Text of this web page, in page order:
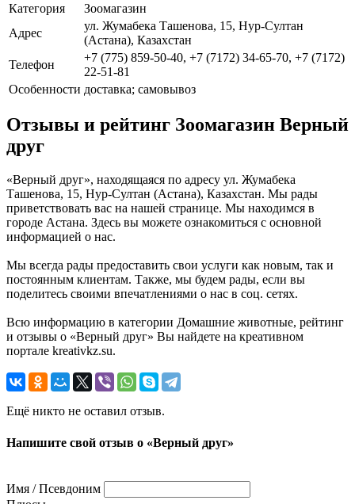
Категория
Зоомагазин
Адрес
ул. Жумабека Ташенова, 15, Нур-Султан
(Астана), Казахстан
Телефон
+7 (775) 859-50-40, +7 (7172) 34-65-70, +7 (7172)
22-51-81
Особенности доставка; самовывоз
Отзывы и рейтинг Зоомагазин Верный
друг
«Верный друг», находящаяся по адресу ул. Жумабека
Ташенова, 15, Нур-Султан (Астана), Казахстан. Мы рады
приветствовать вас на нашей странице. Мы находимся в
городе Астана. Здесь вы можете ознакомиться с основной
информацией о нас.
Мы всегда рады предоставить свои услуги как новым, так и
постоянным клиентам. Также, мы будем рады, если вы
поделитесь своими впечатлениями о нас в соц. сетях.
Всю информацию в категории Домашние животные, рейтинг
и отзывы о «Верный друг» Вы найдете на креативном
портале kreativkz.su.
Ещё никто не оставил отзыв.
Напишите свой отзыв о «Верный друг»
Имя / Псевдоним